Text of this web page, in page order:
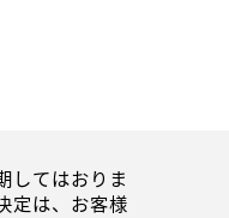
してはおりま
定は、お客様